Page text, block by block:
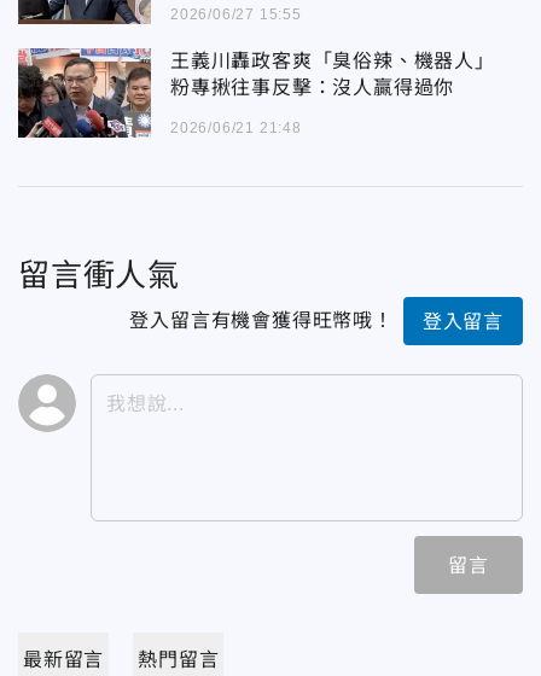
2026/06/27 15:55
王義川轟政客爽「臭俗辣、機器人」
粉專揪往事反擊：沒人贏得過你
2026/06/21 21:48
留言衝人氣
登入留言有機會獲得旺幣哦！ 登入留言
留言
最新留言 熱門留言